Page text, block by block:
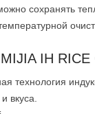
сохранять
IH RICE
технология
вкуса.